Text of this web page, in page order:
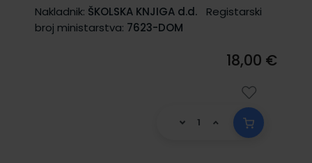
Nakladnik: ŠKOLSKA KNJIGA d.d.
Registarski
broj ministarstva: 7623-DOM
18,00 €